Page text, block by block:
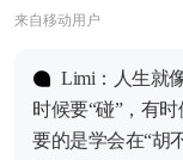
来自移动用户
Limi：人生就
时候要“碰”，有
要的是学会在“胡